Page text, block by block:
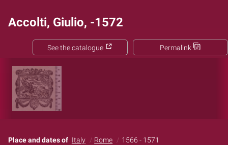
Accolti, Giulio, -1572
Permalink
See the catalogue
Place and dates of Italy Rome 1566 - 1571